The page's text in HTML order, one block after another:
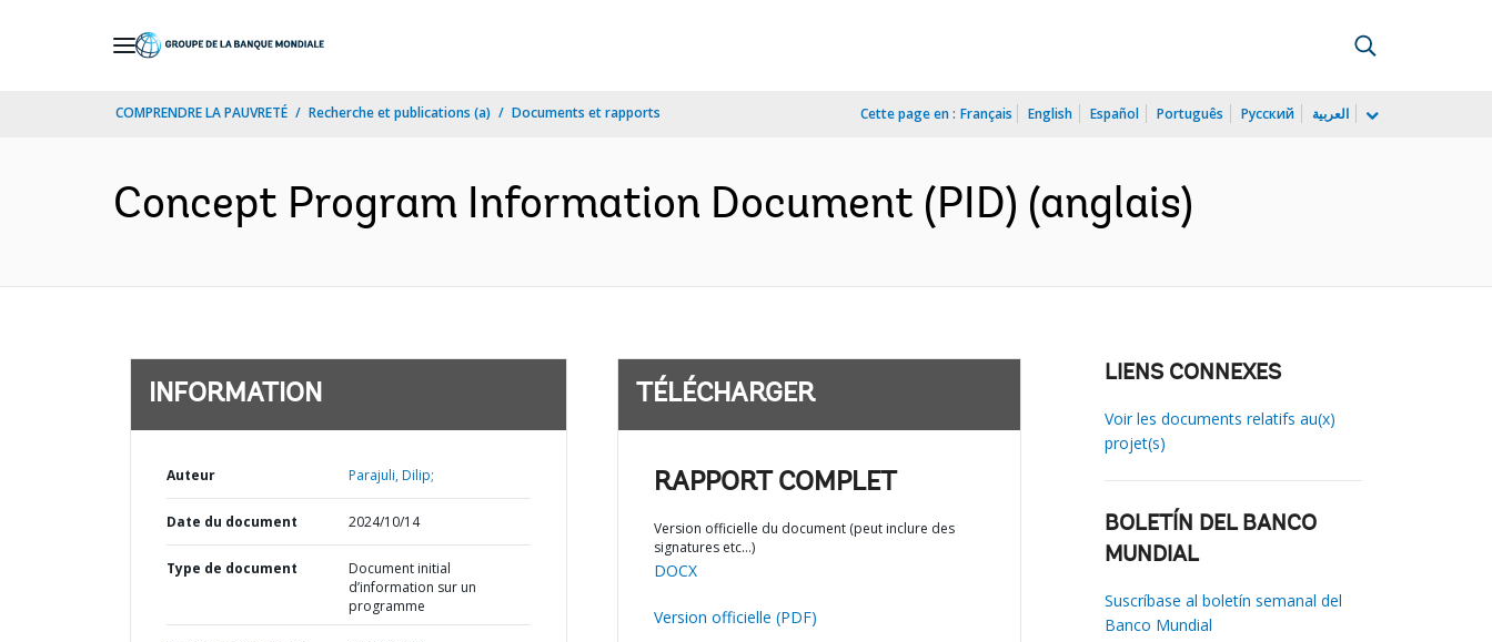
COMPRENDRE LA PAUVRETÉ Recherche et publications (a) Documents et rapports Cette page en : Français English Español Português Русский العربية
Concept Program Information Document (PID) (anglais)
INFORMATION
Auteur Parajuli, Dilip;
Date du document 2024/10/14
Type de document
Document initial
d’information sur un
programme
TÉLÉCHARGER
RAPPORT COMPLET
Version officielle du document (peut inclure des
signatures etc…)
DOCX
Version officielle (PDF)
LIENS CONNEXES
Voir les documents relatifs au(x)
projet(s)
BOLETÍN DEL BANCO
MUNDIAL
Suscríbase al boletín semanal del
Banco Mundial